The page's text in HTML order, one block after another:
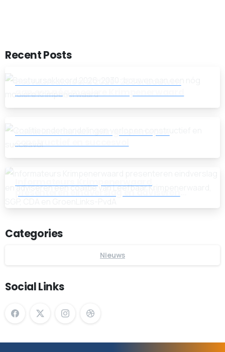
Recent Posts
Categories
Nieuws
Social Links